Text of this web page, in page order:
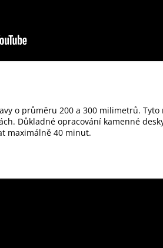
o průměru 200 a 300 milimetrů.
Důkladné opracování kamenné
maximálně 40 minut.